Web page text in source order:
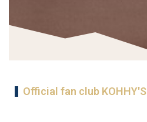
Official fan club KOHHY'S